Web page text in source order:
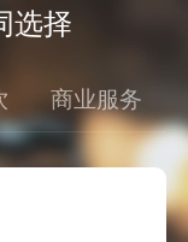
选择
商业服务